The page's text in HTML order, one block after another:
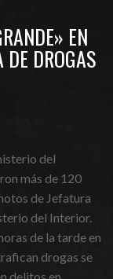
EN
DROGAS
del
más de 120
de Jefatura
del Interior.
de la tarde en
drogas se